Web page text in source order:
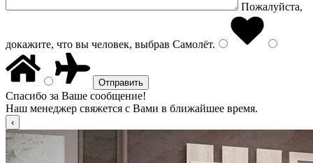
Пожалуйста,
докажите, что вы человек, выбрав Самолёт.
Спасибо за Ваше сообщение!
Наш менеджер свяжется с Вами в ближайшее время.